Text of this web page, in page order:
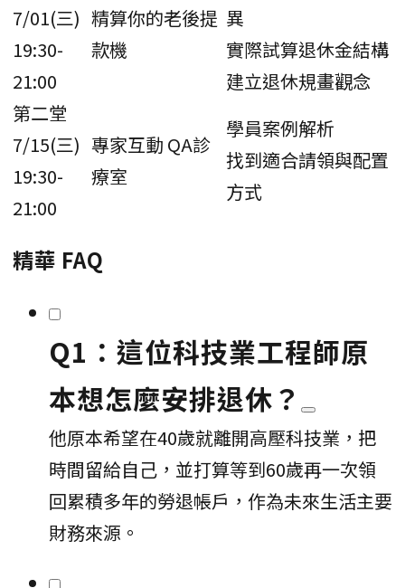
7/01(三)
19:30-
21:00
精算你的老後提
款機
異
實際試算退休金結構
建立退休規畫觀念
第二堂
7/15(三)
19:30-
21:00
專家互動 QA診
療室
學員案例解析
找到適合請領與配置
方式
精華 FAQ
Q1：這位科技業工程師原
本想怎麼安排退休？
他原本希望在40歲就離開高壓科技業，把
時間留給自己，並打算等到60歲再一次領
回累積多年的勞退帳戶，作為未來生活主要
財務來源。